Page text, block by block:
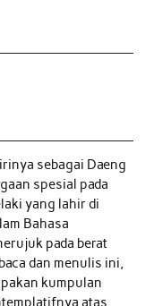
sebagai Daeng
spesial pada
yang lahir di
Bahasa
pada berat
dan menulis ini,
kumpulan
atas